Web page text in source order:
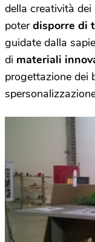
della creatività
poterdisporre di
guidate dalla
di materiali
progettazione dei